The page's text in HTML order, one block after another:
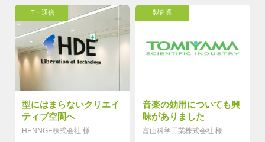
IT・通信
型にはまらないクリエイ
ティブ空間へ
HENNGE株式会社 様
製造業
音楽の効用についても興
味がありました
富山科学工業株式会社 様